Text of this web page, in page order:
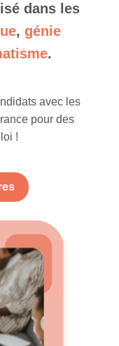
dans les
, génie
.
avec les
pour des
!